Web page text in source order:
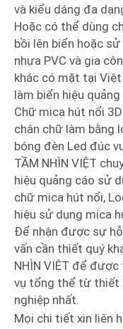
và kiểu dáng đa
Hoặc có thể dùng
bồi lên biển hoặc
nhựa PVC và gia
khác có mặt tại
làm biển hiệu quảng
Chữ mica hút nổi
chân chữ làm bằng
bóng đèn Led đúc
TẦM NHÌN VIỆT
hiệu quảng cáo sử
chữ mica hút nổi,
hiệu sử dụng mica
Để nhận được sự
vấn cần thiết quý
NHÌN VIỆT để
vụ tổng thể từ thiết
nghiệp nhất.
Mọi chi tiết xin liên